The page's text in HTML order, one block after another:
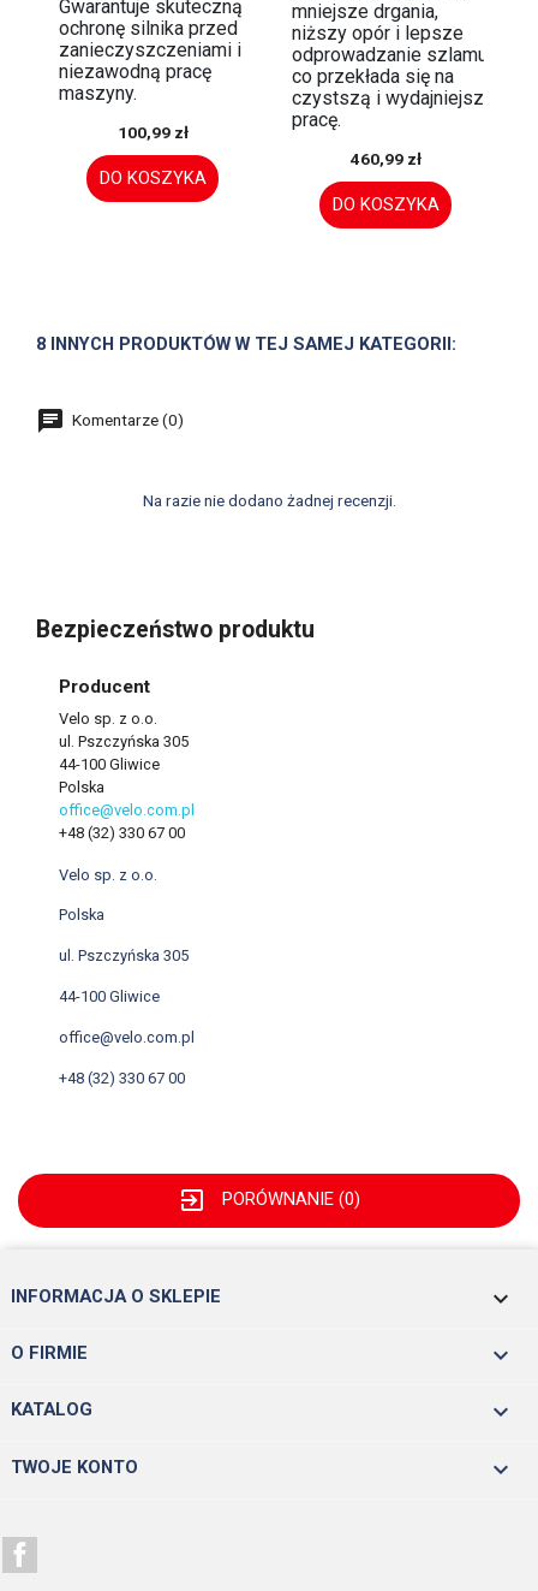
Gwarantuje skuteczną
ochronę silnika przed
zanieczyszczeniami i
niezawodną pracę
maszyny.
100,99 zł
DO KOSZYKA
mniejsze drgania,
niższy opór i lepsze
odprowadzanie szlamu,
co przekłada się na
czystszą i wydajniejszą
pracę.
460,99 zł
DO KOSZYKA
8 INNYCH PRODUKTÓW W TEJ SAMEJ KATEGORII:
Komentarze (0)
Na razie nie dodano żadnej recenzji.
Bezpieczeństwo produktu
Producent
Velo sp. z o.o.
ul. Pszczyńska 305
44-100 Gliwice
Polska
office@velo.com.pl
+48 (32) 330 67 00
Velo sp. z o.o.
Polska
ul. Pszczyńska 305
44-100 Gliwice
office@velo.com.pl
+48 (32) 330 67 00
exit_to_app PORÓWNANIE (0)
INFORMACJA O SKLEPIE keyboard_arrow_down
O FIRMIE 
KATALOG 
TWOJE KONTO 